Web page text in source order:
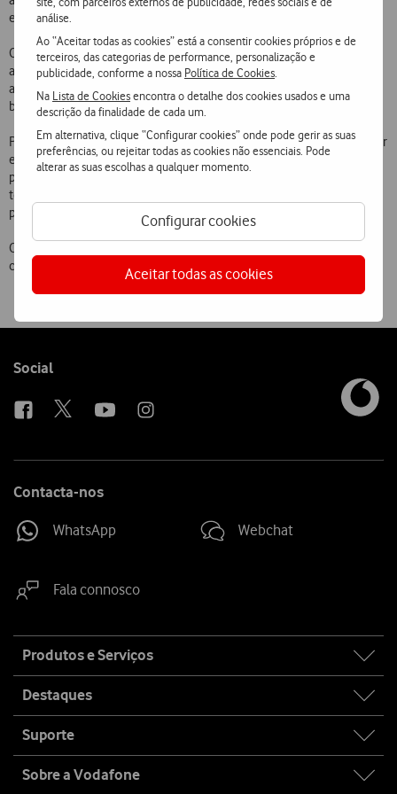
análise.
Ao “Aceitar todas as cookies” está a consentir cookies próprios e de
terceiros, das categorias de performance, personalização e
publicidade, conforme a nossa Política de Cookies
Na Lista de Cookiesencontra o detalhe dos cookies usados e uma
descrição da finalidade de cada um.
Em alternativa, clique “Configurar cookies” onde pode gerir as suas
preferências, ou rejeitar todas as cookies não essenciais. Pode
alterar as suas escolhas a qualquer momento.
Configurar cookies
Aceitar todas as cookies
esses dispositivos.
Outra das inovações é a possibilidade de consultar relatórios que
apresentam a quantidade de ameaças bloqueadas pelo serviço. De
acordo com os mais recentes dados, em Novembro, foram
bloqueadas mais de 20.000 ameaças por dia.
Para aderir basta estar registado na rede Vodafone (3G ou 4G) e entrar
em
https://securenet.vodafone.pt/, ou enviar uma SMS com a
palavra Secure para o 12345, e receber o link de ativação. O serviço
tem um custo de €0,99 por mês, mas está disponível gratuitamente
para os clientes Vodafone, durante 30 dias.
O serviço Vodafone Secure Net foi lançado inicialmente em Junho e
conta já com mais de 100 mil clientes ativos.
Follow
Social
Contacta-nos
WhatsApp Webchat
Fala connosco
map
Produtos e Serviços
Destaques
Suporte
Sobre a Vodafone